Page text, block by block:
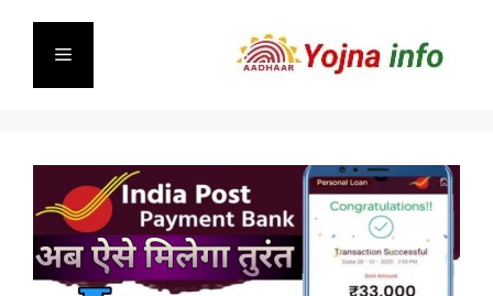
content
Menu